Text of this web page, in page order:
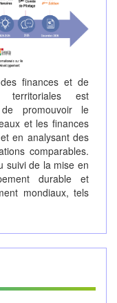
finances et de
territoriales est
promouvoir le
et les finances
en analysant des
comparables.
suivi de la mise en
durable et
mondiaux, tels